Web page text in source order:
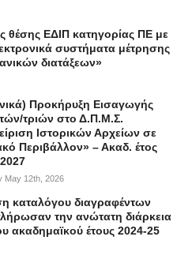
θέσης ΕΔΙΠ κατηγορίας ΠΕ με
συστήματα μέτρησης
διατάξεων»
Προκήρυξη Εισαγωγής
τριών στο Δ.Π.Μ.Σ.
Ιστορικών Αρχείων σε
Περιβάλλον» – Ακαδ. έτος
May 12th, 2026
καταλόγου διαγραφέντων
την ανώτατη διάρκεια
ακαδημαϊκού έτους 2024-25